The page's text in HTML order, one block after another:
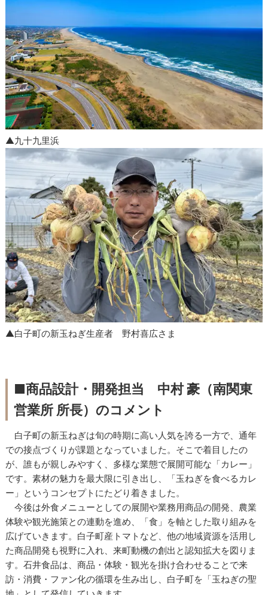
▲九十九里浜
▲白子町の新玉ねぎ生産者 野村喜広さま
■商品設計・開発担当 中村 豪（南関東
営業所 所長）のコメント
白子町の新玉ねぎは旬の時期に高い人気を誇る一方で、通年
での接点づくりが課題となっていました。そこで着目したの
が、誰もが親しみやすく、多様な業態で展開可能な「カレー」
です。素材の魅力を最大限に引き出し、「玉ねぎを食べるカレ
ー」というコンセプトにたどり着きました。
今後は外食メニューとしての展開や業務用商品の開発、農業
体験や観光施策との連動を進め、「食」を軸とした取り組みを
広げていきます。白子町産トマトなど、他の地域資源を活用し
た商品開発も視野に入れ、来町動機の創出と認知拡大を図りま
す。石井食品は、商品・体験・観光を掛け合わせることで来
訪・消費・ファン化の循環を生み出し、白子町を「玉ねぎの聖